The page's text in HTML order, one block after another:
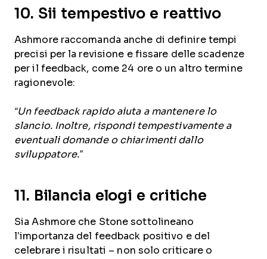
10. Sii tempestivo e reattivo
Ashmore raccomanda anche di definire tempi
precisi per la revisione e fissare delle scadenze
per il feedback, come 24 ore o un altro termine
ragionevole:
“Un feedback rapido aiuta a mantenere lo
slancio. Inoltre, rispondi tempestivamente a
eventuali domande o chiarimenti dallo
sviluppatore.”
11. Bilancia elogi e critiche
Sia Ashmore che Stone sottolineano
l’importanza del feedback positivo e del
celebrare i risultati – non solo criticare o